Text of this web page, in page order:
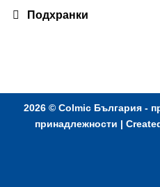
Подхранки
2026 © Colmic България -
принадлежности |